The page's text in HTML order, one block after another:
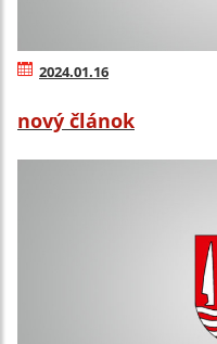
2024.01.16
nový článok